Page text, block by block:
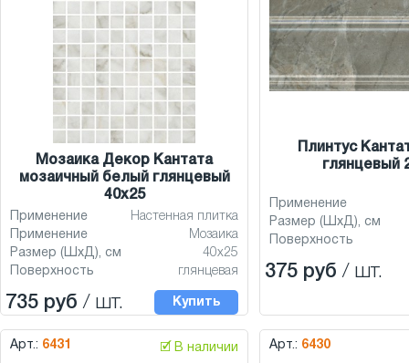
Мозаика Декор Кантата
мозаичный белый глянцевый
40x25
Применение
Настенная плитка
Применение
Мозаика
Размер (ШхД), см
40x25
Поверхность
глянцевая
735 руб / шт. Купить
Плинтус
глянцевый
Применение
Размер (ШхД), см
Поверхность
375 руб / шт.
Арт.: 6431 🗹 В наличии Арт.: 6430